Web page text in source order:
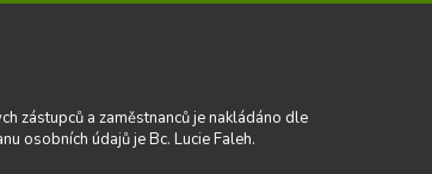
zástupců a zaměstnanců je nakládáno dle
osobních údajů je Bc. Lucie Faleh.